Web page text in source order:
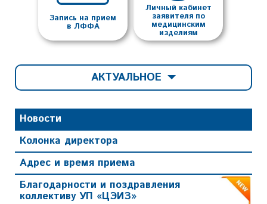
Запись на прием
в ЛФФА
Личный кабинет
заявителя по
медицинским
изделиям
Новости
Колонка директора
Адрес и время приема
Благодарности и поздравления
коллективу УП «ЦЭИЗ»
АКТУАЛЬНОЕ